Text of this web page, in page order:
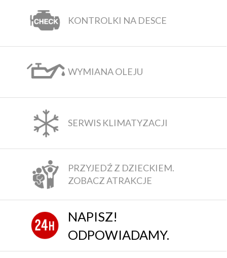
KONTROLKI NA DESCE
WYMIANA OLEJU
SERWIS KLIMATYZACJI
PRZYJEDŹ Z DZIECKIEM.
ZOBACZ ATRAKCJE
NAPISZ!
ODPOWIADAMY.